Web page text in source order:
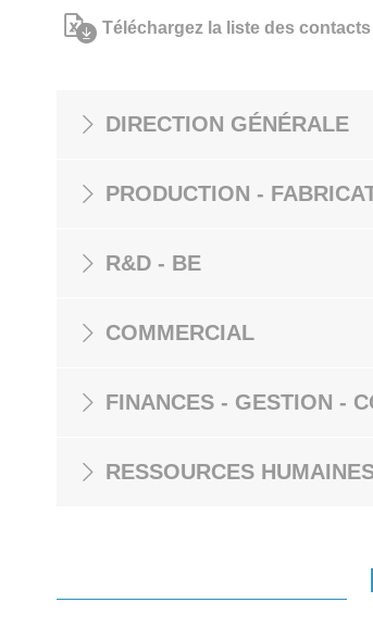
Téléchargez la liste des contacts
DIRECTION GÉNÉRALE
PRODUCTION -
R&D - BE
COMMERCIAL
FINANCES - GESTION -
RESSOURCES